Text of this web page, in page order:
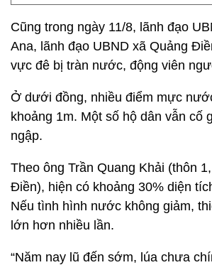
Cũng trong ngày 11/8, lãnh đạo
Ana, lãnh đạo UBND xã Quảng
vực đê bị tràn nước, động viên
Ở dưới đồng, nhiều điểm mực
khoảng 1m. Một số hộ dân vẫn cố
ngập.
Theo ông Trần Quang Khải (thôn
Điền), hiện có khoảng 30% diện
Nếu tình hình nước không giảm,
lớn hơn nhiều lần.
“Năm nay lũ đến sớm, lúa chưa